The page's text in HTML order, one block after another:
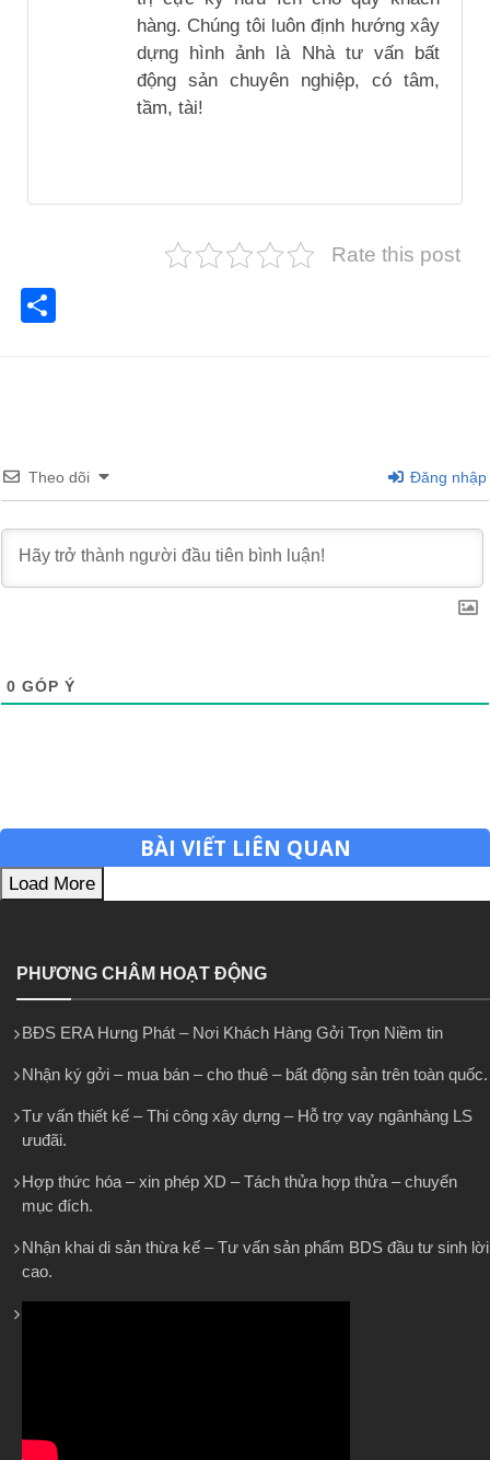
hàng. Chúng tôi luôn định hướng xây
dựng hình ảnh là Nhà tư vấn bất
động sản chuyên nghiệp, có tâm,
tầm, tài!
Rate this post
Theo dõi Đăng nhập
0 GÓP Ý
BÀI VIẾT LIÊN QUAN
Load More
PHƯƠNG CHÂM HOẠT ĐỘNG
BĐS ERA Hưng Phát – Nơi Khách Hàng Gởi Trọn Niềm tin
Nhận ký gởi – mua bán – cho thuê – bất động sản trên toàn quốc.
Tư vấn thiết kế – Thi công xây dựng – Hỗ trợ vay ngânhàng LS
ưuđãi.
Hợp thức hóa – xin phép XD – Tách thửa hợp thửa – chuyển
mục đích.
Nhận khai di sản thừa kế – Tư vấn sản phẩm BDS đầu tư sinh lời
cao.